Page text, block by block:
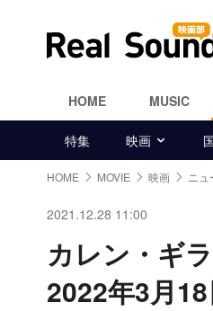
HOME MUSIC
特集 映画
HOME MOVIE 映画 ニュ
2021.12.28 11:00
カレン・ギ
2022年3月